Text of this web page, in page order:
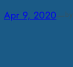
Apr 9, 2020— by